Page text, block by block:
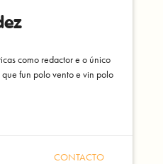
como redactor e o único
fun polo vento e vin polo
CONTACTO